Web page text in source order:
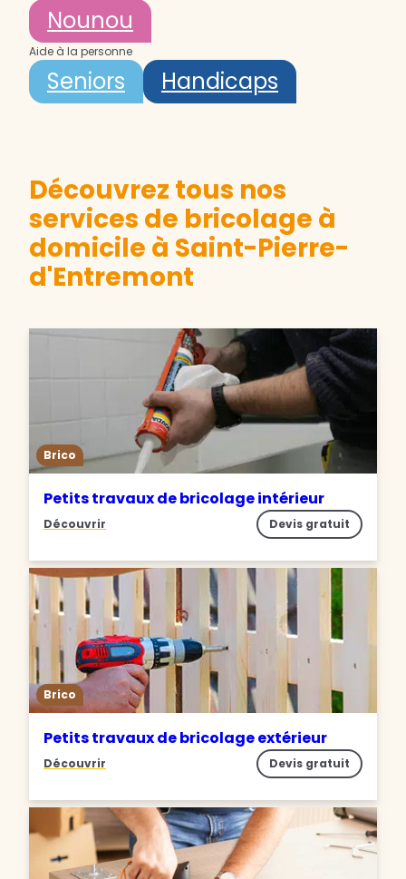
Nounou
Aide à la personne
Seniors Handicaps
Découvrez tous nos
services de bricolage à
domicile à Saint-Pierre-
d'Entremont
Brico
Petits travaux de bricolage intérieur
Découvrir Devis gratuit
Brico
Petits travaux de bricolage extérieur
Découvrir Devis gratuit